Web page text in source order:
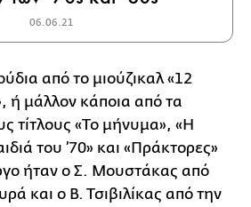
06.06.21
από το μιούζικαλ «12
ή μάλλον κάποια από τα
τίτλους «Το μήνυμα», «Η
του ’70» και «Πράκτορες»
ήταν ο Σ. Μουστάκας από
και ο Β. Τσιβιλίκας από την